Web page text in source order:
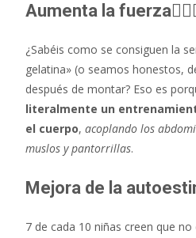
Aumenta la
¿Sabéis como se consiguen la
gelatina» (o seamos honestos,
después de montar? Eso es
literalmente un
el cuerpo, acoplando los
muslos y pantorrillas.
Mejora de la
7 de cada 10 niñas creen que